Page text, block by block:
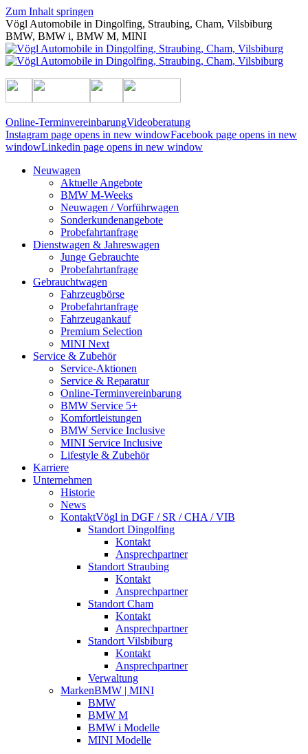
Zum Inhalt springen
Vögl Automobile in Dingolfing, Straubing, Cham, Vilsbiburg
BMW, BMW i, BMW M, MINI
Online-TerminvereinbarungVideoberatung
Instagram page opens in new windowFacebook page opens in new
windowLinkedin page opens in new window
Neuwagen
Aktuelle Angebote
BMW M-Weeks
Neuwagen / Vorführwagen
Sonderkunden­angebote
Probefahrt­anfrage
Dienstwagen & Jahreswagen
Junge Gebrauchte
Probefahrt­anfrage
Gebrauchtwagen
Fahrzeugbörse
Probefahrt­anfrage
Fahrzeugankauf
Premium Selection
MINI Next
Service & Zubehör
Service-Aktionen
Service & Reparatur
Online-Termin­vereinbarung
BMW Service 5+
Komfort­leistungen
BMW Service Inclusive
MINI Service Inclusive
Lifestyle & Zubehör
Karriere
Unternehmen
Historie
News
KontaktVögl in DGF / SR / CHA / VIB
Standort Dingolfing
Kontakt
Ansprechpartner
Standort Straubing
Kontakt
Ansprechpartner
Standort Cham
Kontakt
Ansprechpartner
Standort Vilsbiburg
Kontakt
Ansprechpartner
Verwaltung
MarkenBMW | MINI
BMW
BMW M
BMW i Modelle
MINI Modelle